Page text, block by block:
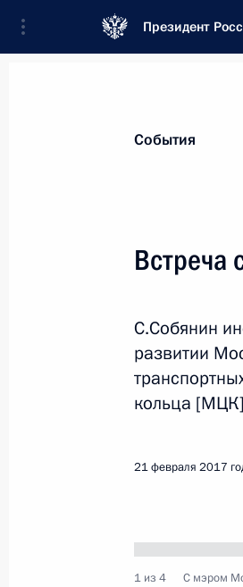
Президент
Лента событий
События
Встреча
С.Собянин
развитии
кольца
21 февраля 2017
1 из 4 С мэром